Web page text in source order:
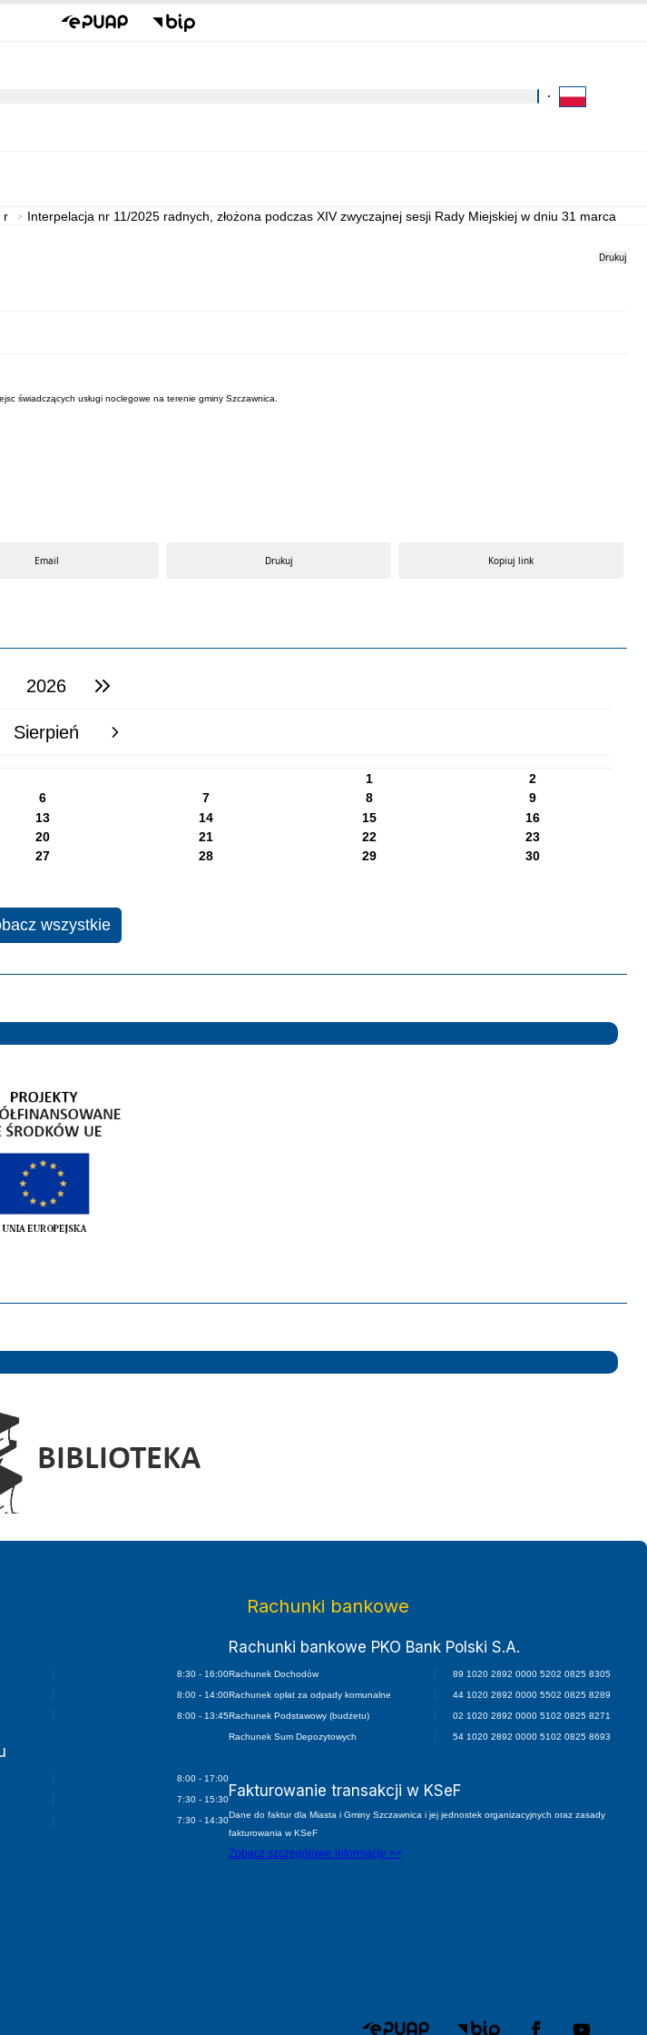
Kliknij aby wyszukać za
r Interpelacja nr 11/2025 radnych, złożona podczas XIV zwyczajnej sesji Rady Miejskiej w dniu 31 marca
Drukuj
świadczących usługi noclegowe na terenie gminy Szczawnica.
Email Drukuj Kopiuj link
rok
2026 następny rok
miesiąc
Sierpień następny miesiąc
1
2
6 7 8
9
13 14 15
16
20 21 22
23
27 28 29
30
wszystkie
Gospodarka niskoemisyjna
Elektroniczny Dziennik Urzędowy Województwa Małopolskiego
8:30 - 16:00
8:00 - 14:00
8:00 - 13:45
8:00 - 17:00
7:30 - 15:30
7:30 - 14:30
Rachunki bankowe
Rachunki bankowe PKO Bank Polski S.A.
Rachunek Dochodów 89 1020 2892 0000 5202 0825 8305
Rachunek opłat za odpady komunalne 44 1020 2892 0000 5502 0825 8289
Rachunek Podstawowy (budżetu) 02 1020 2892 0000 5102 0825 8271
Rachunek Sum Depozytowych 54 1020 2892 0000 5102 0825 8693
Fakturowanie transakcji w KSeF
Dane do faktur dla Miasta i Gminy Szczawnica i jej jednostek organizacyjnych oraz zasady
fakturowania w KSeF
Zobacz szczegółowe informacje >>